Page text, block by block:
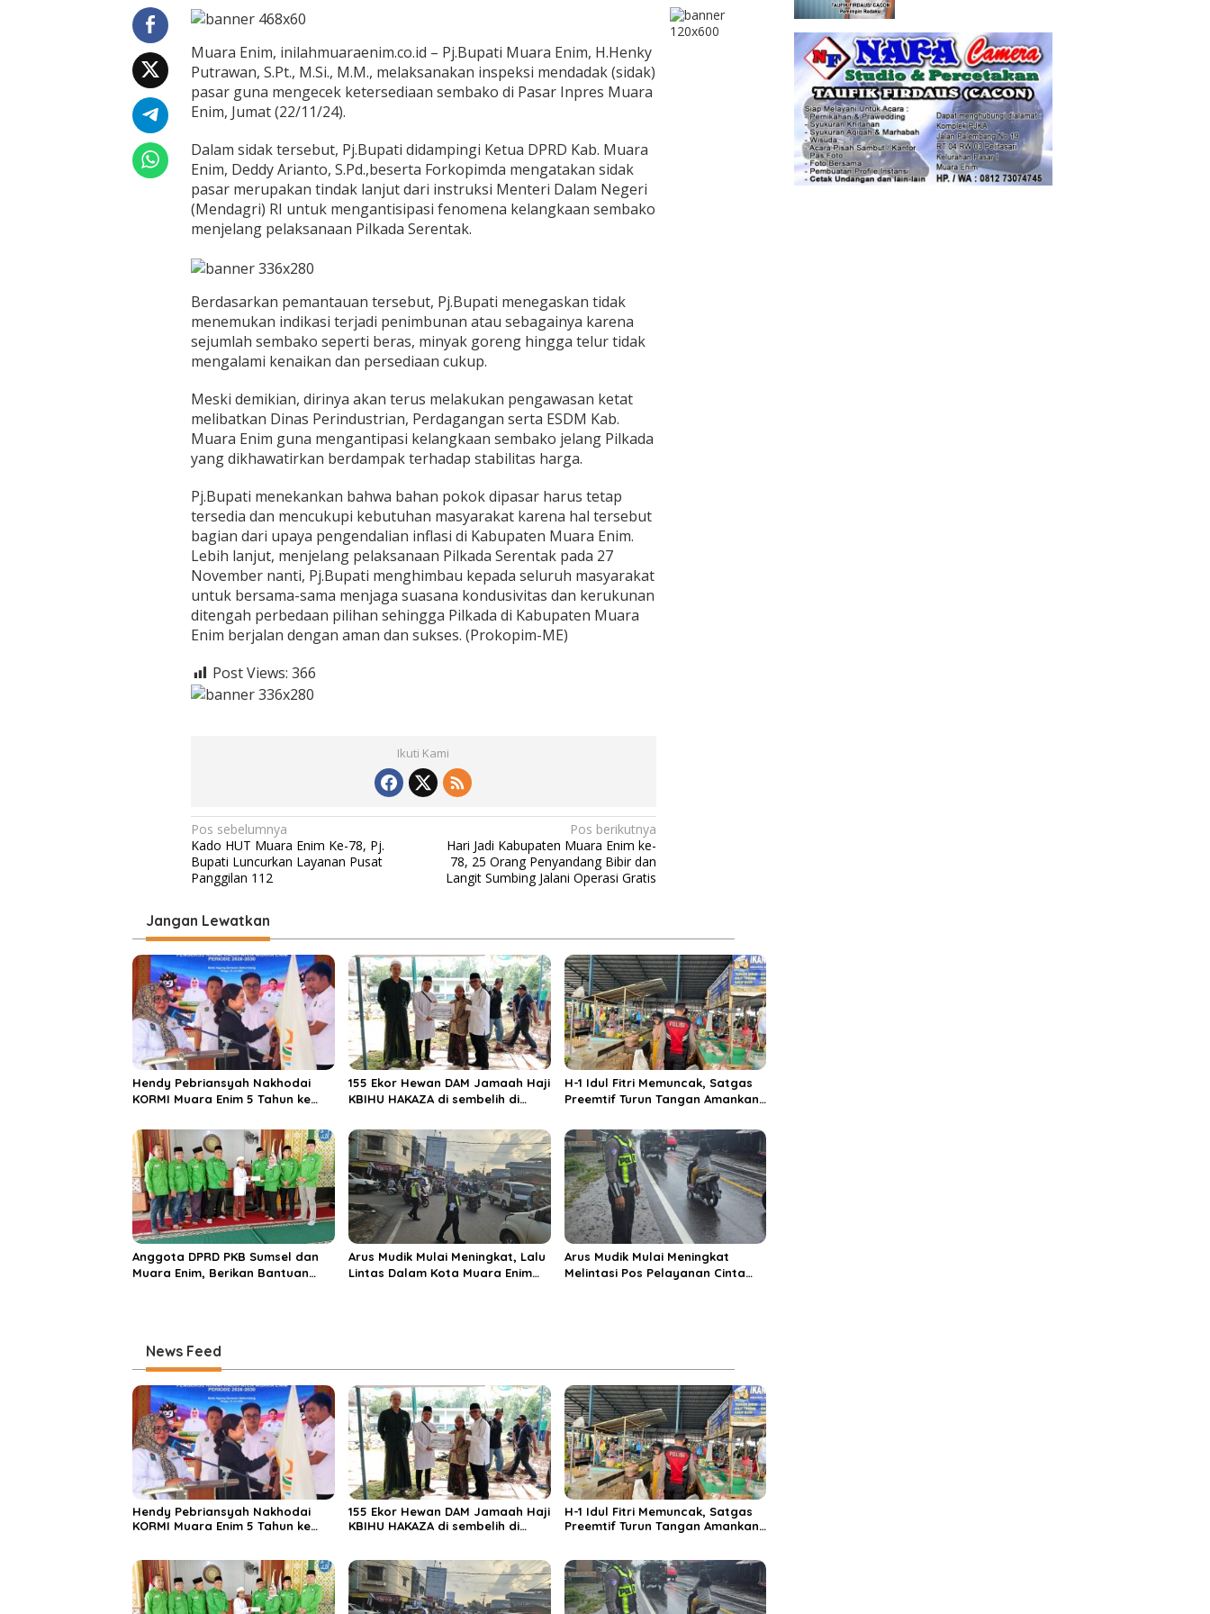
a
C
e
k
K
l
a
n
g
k
a
S
m
b
a
k
o
e
l
a
n
g
i
l
k
a
d
a
Muara Enim, inilahmuaraenim.co.id – Pj.Bupati Muara Enim, H.Henky
Putrawan, S.Pt., M.Si., M.M., melaksanakan inspeksi mendadak (sidak)
pasar guna mengecek ketersediaan sembako di Pasar Inpres Muara
Enim, Jumat (22/11/24).
Dalam sidak tersebut, Pj.Bupati didampingi Ketua DPRD Kab. Muara
Enim, Deddy Arianto, S.Pd.,beserta Forkopimda mengatakan sidak
pasar merupakan tindak lanjut dari instruksi Menteri Dalam Negeri
(Mendagri) RI untuk mengantisipasi fenomena kelangkaan sembako
menjelang pelaksanaan Pilkada Serentak.
Berdasarkan pemantauan tersebut, Pj.Bupati menegaskan tidak
menemukan indikasi terjadi penimbunan atau sebagainya karena
sejumlah sembako seperti beras, minyak goreng hingga telur tidak
mengalami kenaikan dan persediaan cukup.
Meski demikian, dirinya akan terus melakukan pengawasan ketat
melibatkan Dinas Perindustrian, Perdagangan serta ESDM Kab.
Muara Enim guna mengantipasi kelangkaan sembako jelang Pilkada
yang dikhawatirkan berdampak terhadap stabilitas harga.
Pj.Bupati menekankan bahwa bahan pokok dipasar harus tetap
tersedia dan mencukupi kebutuhan masyarakat karena hal tersebut
bagian dari upaya pengendalian inflasi di Kabupaten Muara Enim.
Lebih lanjut, menjelang pelaksanaan Pilkada Serentak pada 27
November nanti, Pj.Bupati menghimbau kepada seluruh masyarakat
untuk bersama-sama menjaga suasana kondusivitas dan kerukunan
ditengah perbedaan pilihan sehingga Pilkada di Kabupaten Muara
Enim berjalan dengan aman dan sukses. (Prokopim-ME)
Post Views: 366
Ikuti Kami
N
a
v
g
a
s
i
p
o
s
Pos sebelumnya
Kado HUT Muara Enim Ke-78, Pj.
Bupati Luncurkan Layanan Pusat
Panggilan 112
Pos berikutnya
Hari Jadi Kabupaten Muara Enim ke-
78, 25 Orang Penyandang Bibir dan
Langit Sumbing Jalani Operasi Gratis
Jangan Lewatkan
Hendy Pebriansyah Nakhodai
KORMI Muara Enim 5 Tahun ke
155 Ekor Hewan DAM Jamaah Haji
KBIHU HAKAZA di sembelih di
Enim
H-1 Idul Fitri Memuncak, Satgas
Preemtif Turun Tangan Amankan
Anggota DPRD PKB Sumsel dan
Muara Enim, Berikan Bantuan
Arus Mudik Mulai Meningkat, Lalu
Lintas Dalam Kota Muara Enim
Arus Mudik Mulai Meningkat
Melintasi Pos Pelayanan Cinta
News Feed
Hendy Pebriansyah Nakhodai
KORMI Muara Enim 5 Tahun ke
155 Ekor Hewan DAM Jamaah Haji
KBIHU HAKAZA di sembelih di
H-1 Idul Fitri Memuncak, Satgas
Preemtif Turun Tangan Amankan